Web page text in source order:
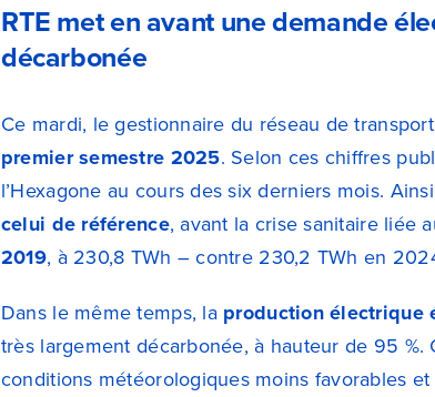
RTE met en avant une demande
décarbonée
Ce mardi, le gestionnaire du réseau de
premier semestre 2025. Selon ces chiffres
l’Hexagone au cours des six derniers mois.
celui de référence, avant la crise sanitaire liée
2019, à 230,8 TWh – contre 230,2 TWh en
Dans le même temps, la production électrique
très largement décarbonée, à hauteur de 95 %.
conditions météorologiques moins favorables